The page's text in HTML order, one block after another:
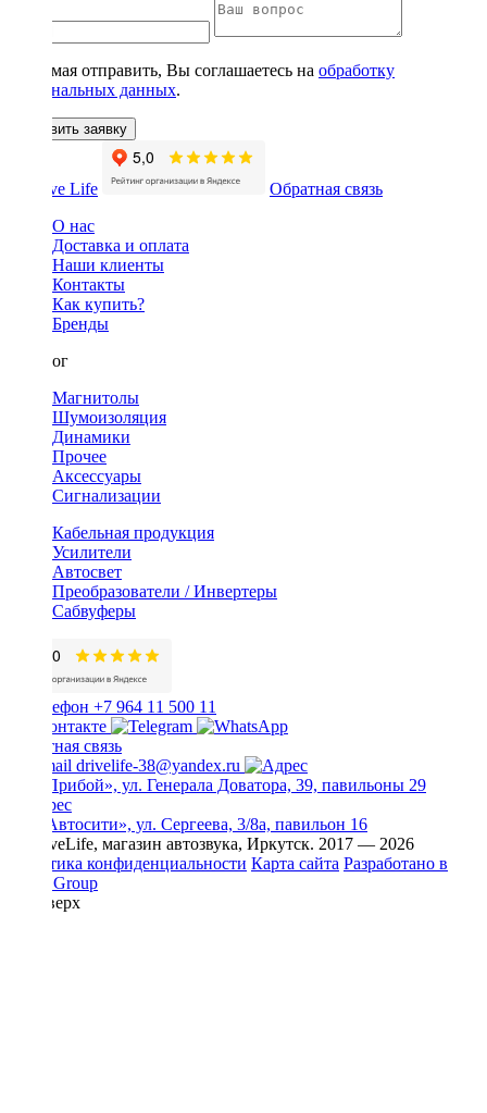
Нажимая отправить, Вы соглашаетесь на обработку
персональных данных.
Оставить заявку
Обратная связь
О нас
Доставка и оплата
Наши клиенты
Контакты
Как купить?
Бренды
Каталог
Магнитолы
Шумоизоляция
Динамики
Прочее
Аксессуары
Сигнализации
Кабельная продукция
Усилители
Автосвет
Преобразователи / Инвертеры
Сабвуферы
+7 964 11 500 11
Обратная связь
drivelife-38@yandex.ru
ТЦ «Прибой», ул. Генерала Доватора, 39, павильоны 29
ТЦ «Автосити», ул. Сергеева, 3/8а, павильон 16
© DriveLife, магазин автозвука, Иркутск. 2017 — 2026
Политика конфиденциальности Карта сайта Разработано в
Prime Group